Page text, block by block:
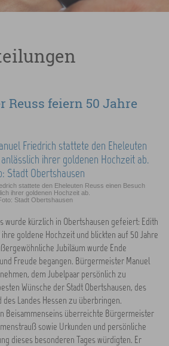
Reuss feiern 50 Jahre
stattete den Eheleuten Reuss einen Besuch
ihrer goldenen Hochzeit ab.
Stadt Obertshausen
wurde kürzlich in Obertshausen gefeiert: Edith
goldene Hochzeit und blickten auf 50 Jahre
Jubiläum wurde Ende
Freude begangen. Bürgermeister Manuel
dem Jubelpaar persönlich zu
Wünsche der Stadt Obertshausen, des
des Landes Hessen zu überbringen.
Beisammenseins überreichte Bürgermeister
sowie Urkunden und persönliche
dieses besonderen Tages würdigten. Er